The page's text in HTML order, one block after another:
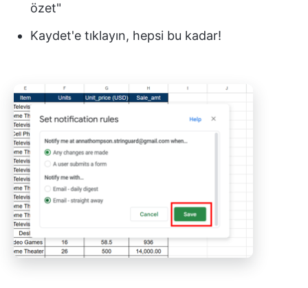
özet"
Kaydet'e tıklayın, hepsi bu kadar!